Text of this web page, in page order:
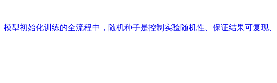
型初始化训练的全流程中，随机种子是控制实验随机性、保证结果可复现